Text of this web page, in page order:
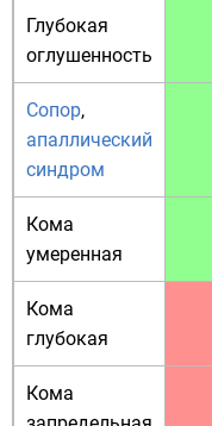
Глубокая
оглушенность
Сопор,
апаллический
синдром
Кома
умеренная
Кома
глубокая
Кома